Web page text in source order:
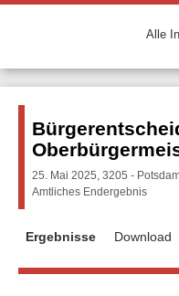
Alle
25. Mai 2025, 3205 -
Amtliches Endergebnis
Ergebnisse Download